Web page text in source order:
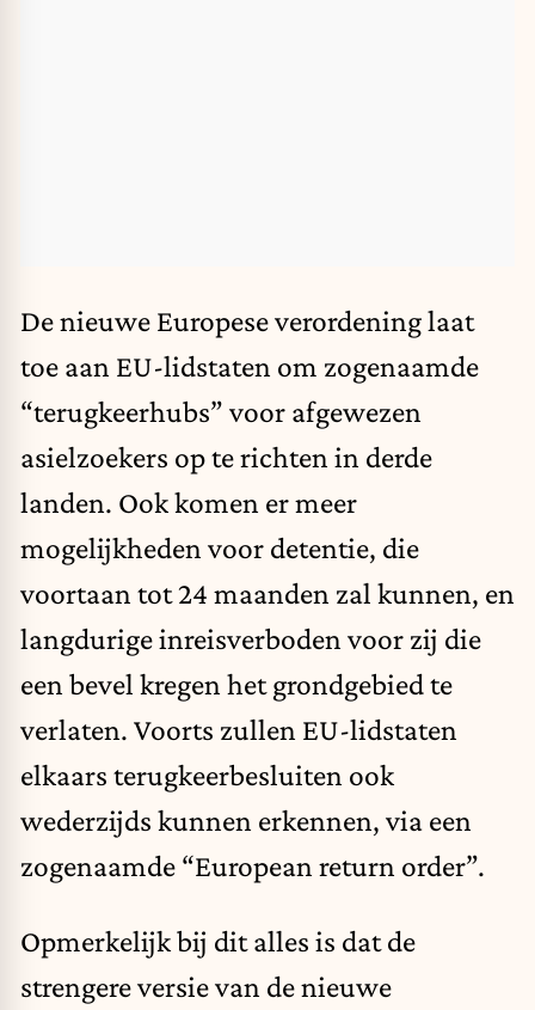
De nieuwe Europeseverordeninglaat
toe aan EU-lidstaten om zogenaamde
“terugkeerhubs” voor afgewezen
asielzoekers op te richten in derde
landen. Ook komen er meer
mogelijkheden voor detentie, die
voortaan tot24 maanden zal kunnen, en
langdurige inreisverboden voor zij die
een bevel kregen het grondgebied te
verlaten. Voorts zullen EU-lidstaten
elkaars terugkeerbesluiten ook
wederzijds kunnen erkennen, via een
zogenaamde “European return order”.
Opmerkelijk bij dit alles is dat de
strengere versie van de nieuwe